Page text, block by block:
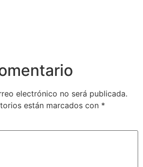
electrónico no será publicada.
están marcados con *